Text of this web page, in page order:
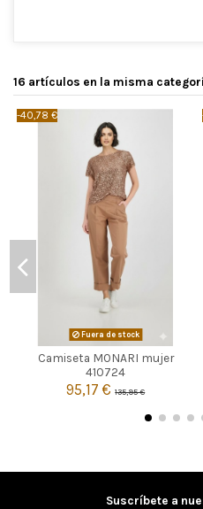
16 artículos en la misma
-40,78 €
Fuera de stock
Camiseta MONARI mujer
410724
95,17 €135,95 €
 Agotado
Suscríbete a